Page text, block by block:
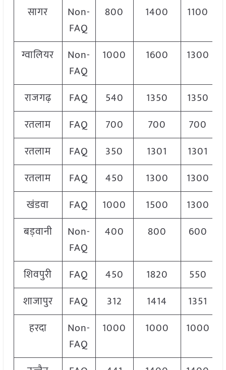
सागर
Non-
FAQ
800 1400 1100
ग्वालियर
Non-
FAQ
1000 1600 1300
राजगढ़ FAQ 540 1350
1350
रतलाम
FAQ 700 700
700
रतलाम
FAQ 350 1301
1301
रतलाम
FAQ 450 1300
1300
खंडवा
FAQ 1000 1500
1300
बड़वानी
Non-
FAQ
400 800 600
शिवपुरी FAQ 450 1820
550
शाजापुर
FAQ 312 1414
1351
हरदा
Non-
FAQ
1000 1000 1000